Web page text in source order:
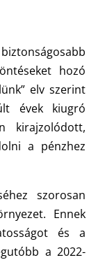
hozó
elv szerint
évek kiugró
kirajzolódott,
a pénzhez
szorosan
Ennek
és a
a 2022-